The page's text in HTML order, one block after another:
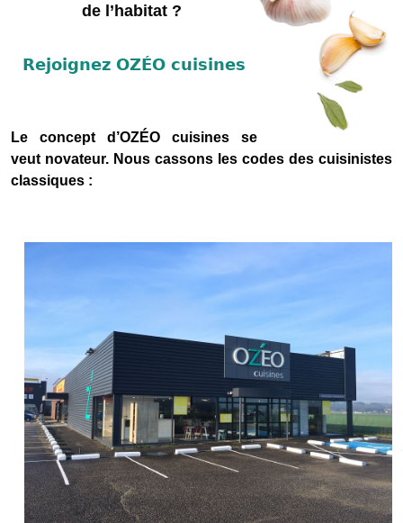
de l’habitat ?
Rejoignez OZÉO cuisines
Le concept d’OZÉO cuisines se
veut novateur. Nous cassons les codes des cuisinistes
classiques :